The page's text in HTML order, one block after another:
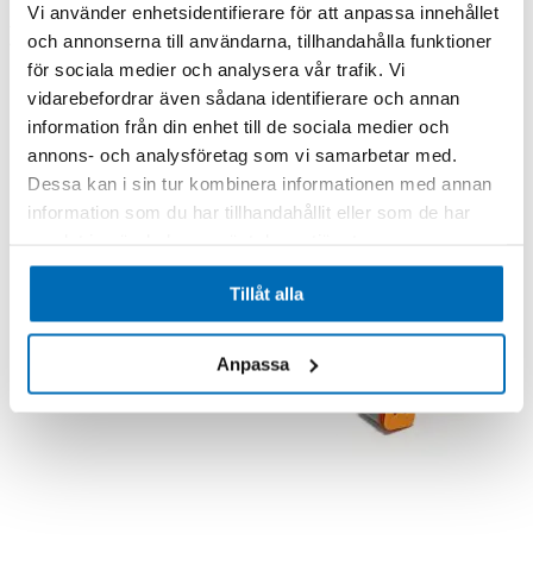
Vi använder enhetsidentifierare för att anpassa innehållet
och annonserna till användarna, tillhandahålla funktioner
för sociala medier och analysera vår trafik. Vi
vidarebefordrar även sådana identifierare och annan
information från din enhet till de sociala medier och
annons- och analysföretag som vi samarbetar med.
Dessa kan i sin tur kombinera informationen med annan
information som du har tillhandahållit eller som de har
Tillåt alla
Anpassa
Dt Grenkabel 1 Hane Till 2 Honor